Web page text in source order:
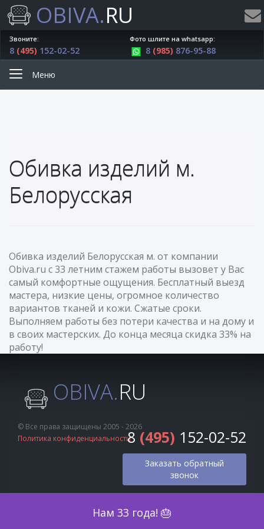
OBIVA.RU
Нам 33 года! 🎂
Звоните:
8 (495) 152-02-52
Фото шлите на whatsapp:
8 (985) 876-95-88
Меню
Обивка изделий м.
Белорусская
Обивка изделий Белорусская м. от компании
Obiva.ru с 33 летним стажем работы вызовет у Вас
самый комфортные ощущения. Бесплатный выезд
мастера, низкие цены, огромное количество
вариантов тканей и кожи. Сжатые сроки.
Выполняем работы без потери качества и на дому и
в своих мастерских. До конца месяца скидка 33% на
работу!
OBIVA.RU
© Все права защищены 2005 - 2026
Политика конфиденциальности8 (495) 152-02-52
Заказать обратный
звонок